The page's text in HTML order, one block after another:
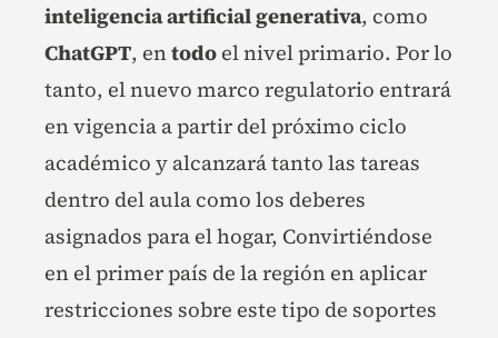
inteligencia artificial generativa, como
ChatGPT, entodo el nivel primario. Por lo
tanto, el nuevo marco regulatorio entrará
en vigencia a partir del próximo ciclo
académico y alcanzará tanto las tareas
dentro del aula como los deberes
asignados para el hogar, Convirtiéndose
en el primer país de la región en aplicar
restricciones sobre este tipo de soportes